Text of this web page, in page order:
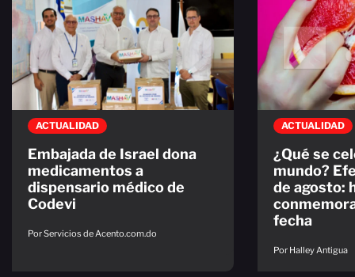
ACTUALIDAD
Embajada de Israel dona
medicamentos a
dispensario médico de
Codevi
Por Servicios de Acento.com.do
ACTUALIDAD
¿Qué se
mundo?
de agosto:
fecha
Por Halley Antigua